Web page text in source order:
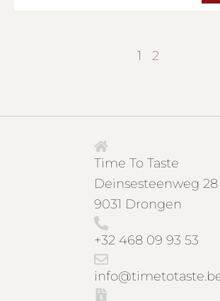
1 2
Time To Taste
Deinsesteenweg 28
9031 Drongen
+32 468 09 93 53